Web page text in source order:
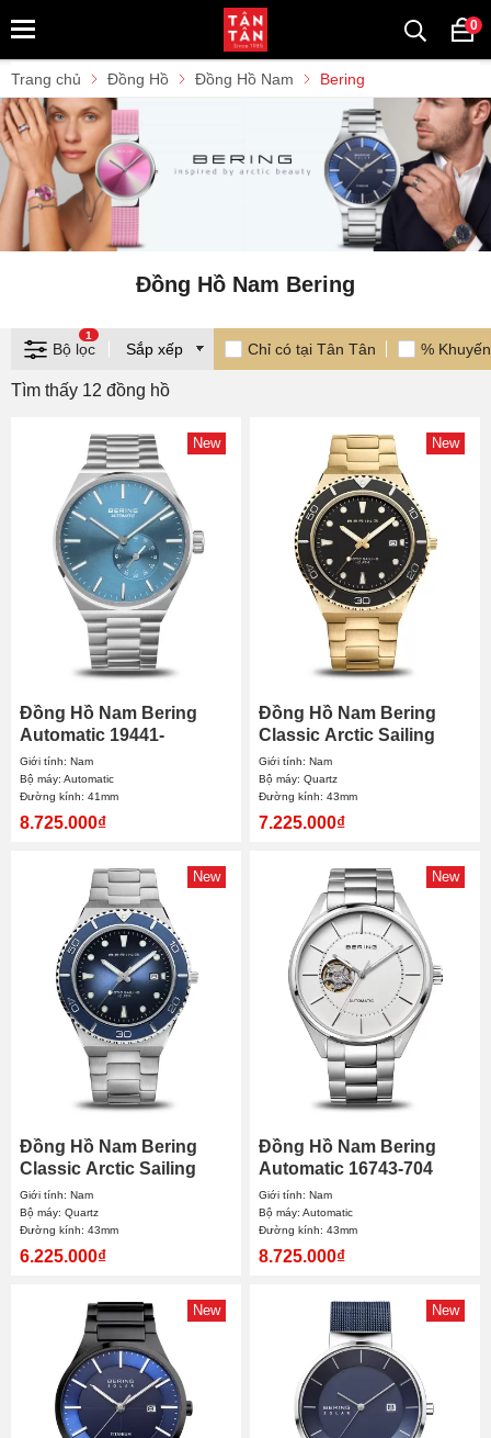
0
Trang chủ Đồng Hồ Đồng Hồ Nam Bering
Đồng Hồ Nam Bering
Bộ lọc
1
Chỉ có tại Tân Tân %
Tìm thấy 12 đồng hồ
New
Đồng Hồ Nam Bering
Automatic 19441-
CHARITY 41mm
Giới tính: Nam
Bộ máy: Automatic
Đường kính: 41mm
8.725.000₫
New
Đồng Hồ Nam Bering
Classic Arctic Sailing
18940-732 43mm
Giới tính: Nam
Bộ máy: Quartz
Đường kính: 43mm
7.225.000₫
New
Đồng Hồ Nam Bering
Classic Arctic Sailing
18940-707 43mm
Giới tính: Nam
Bộ máy: Quartz
Đường kính: 43mm
6.225.000₫
New
Đồng Hồ Nam Bering
Automatic 16743-704
43mm
Giới tính: Nam
Bộ máy: Automatic
Đường kính: 43mm
8.725.000₫
New New